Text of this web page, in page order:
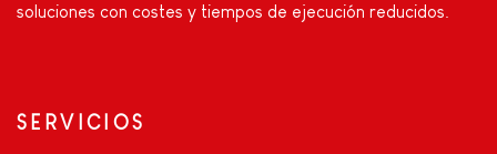
soluciones con costes y tiempos de ejecución reducidos.
SERVICIOS